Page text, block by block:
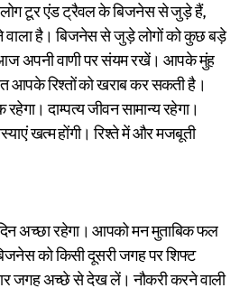
लोग टूर एंड ट्रैवल के बिजनेस से जुड़े हैं,
वाला है। बिजनेस से जुड़े लोगों को कुछ बड़े
अपनी वाणी पर संयम रखें। आपके मुंह
आपके रिश्तों को खराब कर सकती है।
दाम्पत्य जीवन सामान्य रहेगा।
खत्म होंगी। रिश्ते में और मजबूती
अच्छा रहेगा। आपको मन मुताबिक फल
को किसी दूसरी जगह पर शिफ्ट
जगह अच्छे से देख लें। नौकरी करने वाली